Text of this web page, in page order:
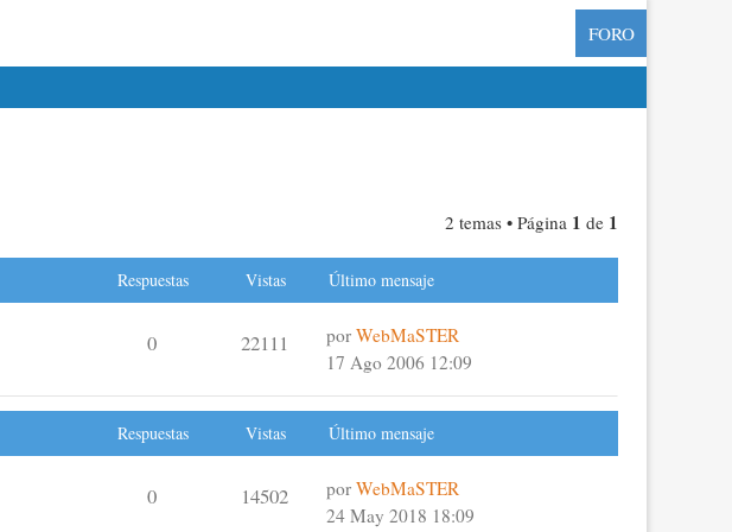
FORO
2 temas • Página 1 de 1
Respuestas Vistas Último mensaje
0 22111 por WebMaSTER
17 Ago 2006 12:09
Respuestas Vistas Último mensaje
0 14502 por WebMaSTER
24 May 2018 18:09